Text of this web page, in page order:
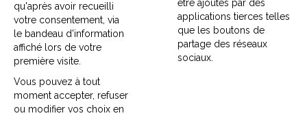
qu'après avoir recueilli
votre consentement, via
le bandeau d'information
affiché lors de votre
première visite.
Vous pouvez à tout
moment accepter, refuser
ou modifier vos choix en
être ajoutés par des
applications tierces telles
que les boutons de
partage des réseaux
sociaux.